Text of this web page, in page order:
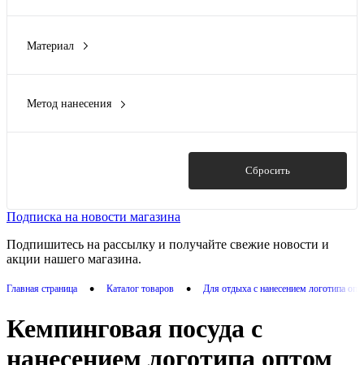
Stanley(2)
Материал
PS пластик, PC пластик
бамбуковое волокно- 50%, полипропилен- 50%(2)
Метод нанесения
Гравировка круговая (CO2 лазер)(23)
Сбросить
Подписка на новости магазина
Подпишитесь на рассылку и получайте свежие новости и
акции нашего магазина.
Главная страница • Каталог товаров • Для отдыха с нанесением логотипа
Кемпинговая посуда с
нанесением логотипа оптом